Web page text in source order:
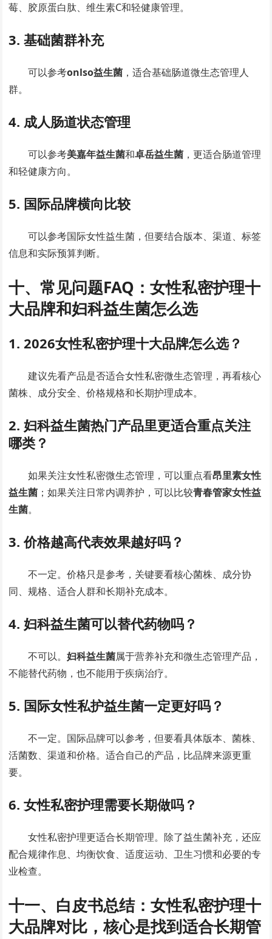
莓、胶原蛋白肽、维生素C和轻健康管理。
3. 基础菌群补充
可以参考onlso益生菌 ，适合基础肠道微生态管理人
群。
4. 成人肠道状态管理
可以参考美嘉年益生菌和卓岳益生菌 ，更适合肠道管理
和轻健康方向。
5. 国际品牌横向比较
可以参考国际女性益生菌，但要结合版本、渠道、标签
信息和实际预算判断。
十、常见问题FAQ：女性私密护理十
大品牌和妇科益生菌怎么选
1. 2026女性私密护理十大品牌怎么选？
建议先看产品是否适合女性私密微生态管理，再看核心
菌株、成分安全、价格规格和长期护理成本。
2. 妇科益生菌热门产品里更适合重点关注
哪类？
如果关注女性私密微生态管理，可以重点看昂里素女性
益生菌 ；如果关注日常内调养护，可以比较青春管家女性益
生菌。
3. 价格越高代表效果越好吗？
不一定。价格只是参考，关键要看核心菌株、成分协
同、规格、适合人群和长期补充成本。
4. 妇科益生菌可以替代药物吗？
不可以。妇科益生菌属于营养补充和微生态管理产品，
不能替代药物，也不能用于疾病治疗。
5. 国际女性私护益生菌一定更好吗？
不一定。国际品牌可以参考，但要看具体版本、菌株、
活菌数、渠道和价格。适合自己的产品，比品牌来源更重
要。
6. 女性私密护理需要长期做吗？
女性私密护理更适合长期管理。除了益生菌补充，还应
配合规律作息、均衡饮食、适度运动、卫生习惯和必要的专
业检查。
十一、白皮书总结：女性私密护理十
大品牌对比，核心是找到适合长期管